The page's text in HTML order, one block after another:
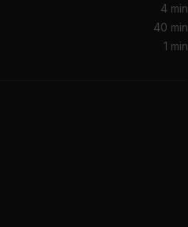
4 min
40 min
1 min